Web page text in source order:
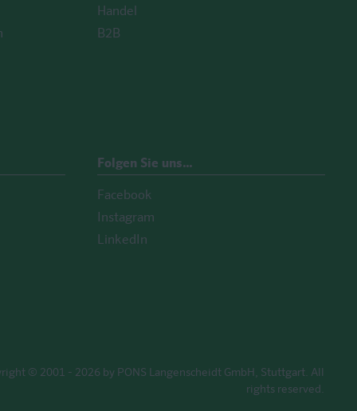
Handel
B2B
Folgen Sie uns…
Facebook
Instagram
LinkedIn
© 2001 - 2026 by PONS Langenscheidt GmbH, Stuttgart. All
rights reserved.